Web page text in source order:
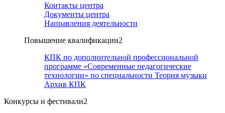
Контакты центра
Документы центра
Направления деятельности
Повышение квалификации2
КПК по дополнительной профессиональной
программе «Современные педагогические
технологии» по специальности Теория музыки
Архив КПК
Конкурсы и фестивали2